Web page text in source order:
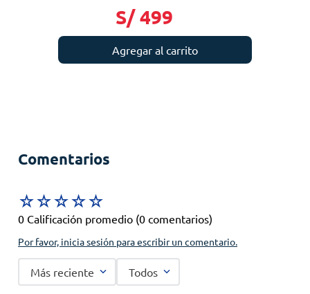
S/ 499
Agregar al carrito
Comentarios
☆☆☆☆☆
0 Calificación promedio (0 comentarios)
Por favor, inicia sesión para escribir un comentario.
Más reciente Todos